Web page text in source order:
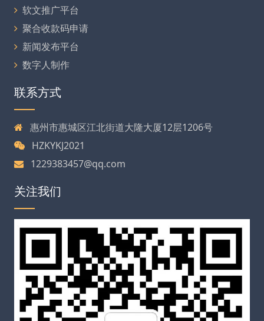
软文推广平台
聚合收款码申请
新闻发布平台
数字人制作
联系方式
惠州市惠城区江北街道大隆大厦12层1206号
HZKYKJ2021
1229383457@qq.com
关注我们